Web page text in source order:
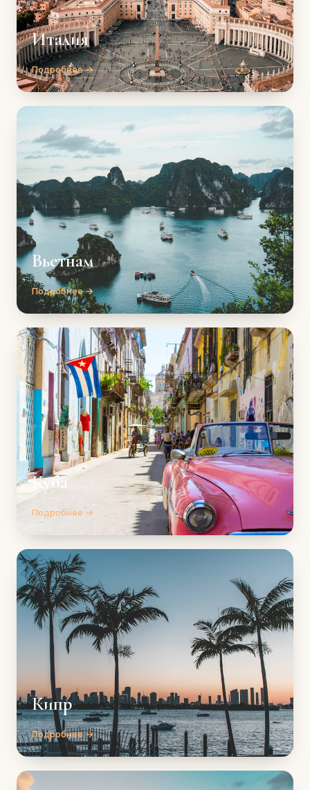
Италия
Подробнее →
Вьетнам
Подробнее →
Куба
Подробнее →
Кипр
Подробнее →